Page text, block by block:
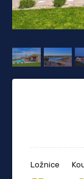
Ložnice